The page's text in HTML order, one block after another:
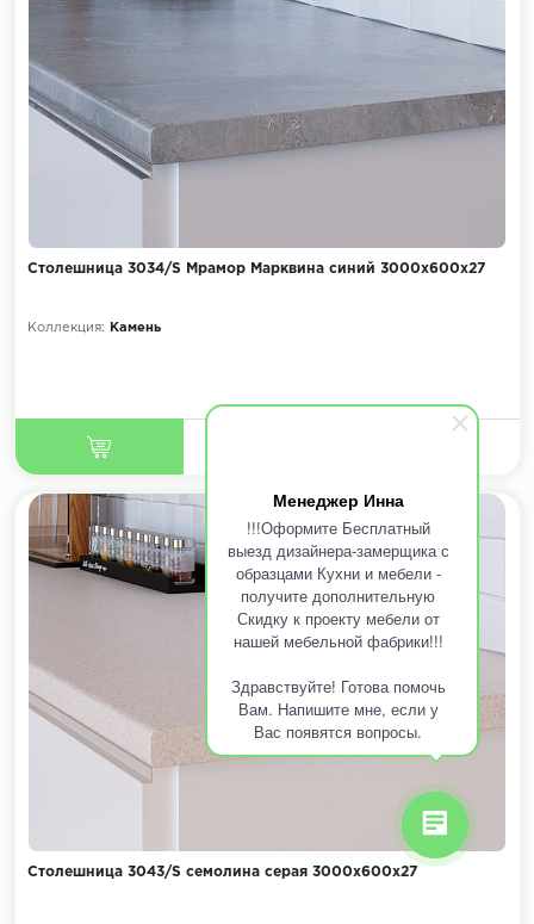
Менеджер Инна
!!!Оформите Бесплатный
выезд дизайнера-замерщика с
образцами Кухни и мебели -
получите дополнительную
Скидку к проекту мебели от
нашей мебельной фабрики!!!
Здравствуйте! Готова помочь
Вам. Напишите мне, если у
Вас появятся вопросы.
Столешница 3034/S Мрамор Марквина синий 3000х600х27
Коллекция: Камень
Столешница 3043/S семолина серая 3000х600х27